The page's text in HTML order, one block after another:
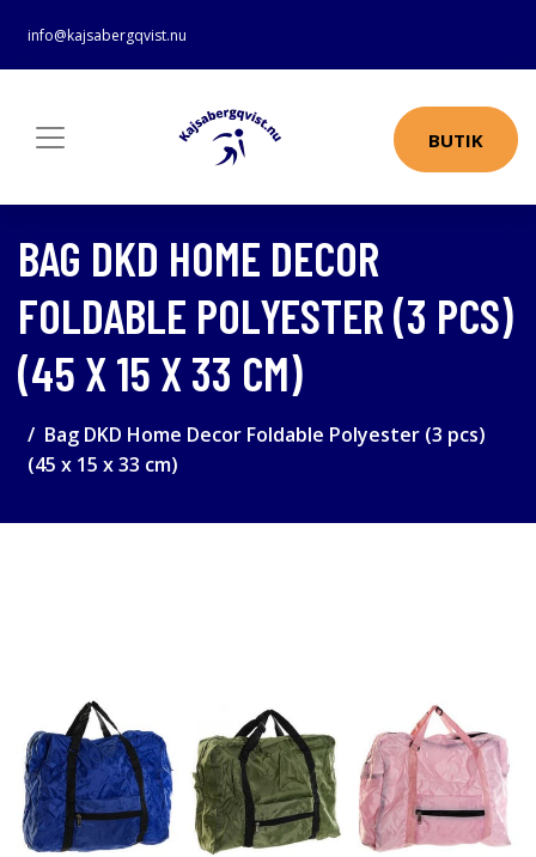
info@kajsabergqvist.nu
BUTIK
BAG DKD HOME DECOR
FOLDABLE POLYESTER (3 PCS)
(45 X 15 X 33 CM)
Bag DKD Home Decor Foldable Polyester (3 pcs)
(45 x 15 x 33 cm)